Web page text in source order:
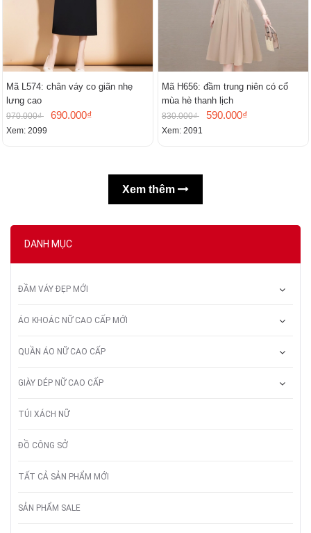
DANH MỤC
ĐẦM VÁY ĐẸP MỚI
ÁO KHOÁC NỮ CAO CẤP MỚI
QUẦN ÁO NỮ CAO CẤP
GIÀY DÉP NỮ CAO CẤP
TÚI XÁCH NỮ
ĐỒ CÔNG SỞ
TẤT CẢ SẢN PHẨM MỚI
SẢN PHẨM SALE
Mã L574: chân váy co giãn nhẹ
lưng cao
970.000₫ 690.000₫
Xem: 2099
Mã H656: đầm trung niên có cổ
mùa hè thanh lịch
830.000₫ 590.000₫
Xem: 2091
Xem thêm